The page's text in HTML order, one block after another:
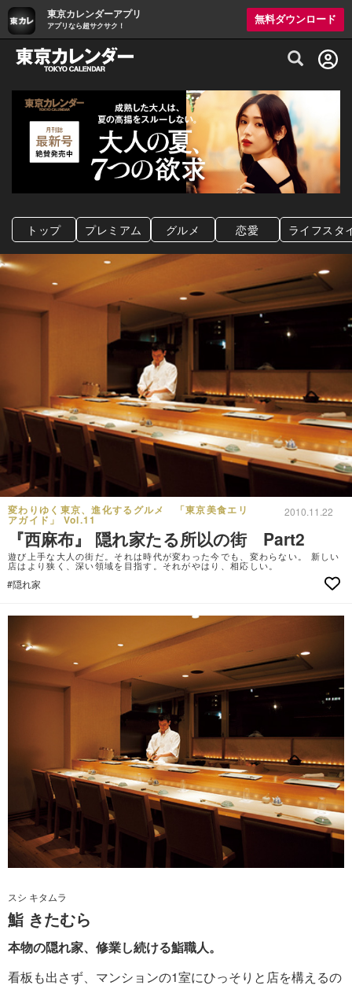
東京カレンダーアプリ
アプリなら超サクサク！
無料ダウンロード
グルメ情報・プレミアムレストラン予約
トップ プレミアム グルメ 恋愛 ライフスタ
変わりゆく東京、進化するグルメ 「東京美食エリ
アガイド」 Vol.11
2010.11.22
『西麻布』 隠れ家たる所以の街 Part2
遊び上手な大人の街だ。それは時代が変わった今でも、変わらない。 新しい
店はより狭く、深い領域を目指す。それがやはり、相応しい。
#隠れ家
スシ キタムラ
鮨 きたむら
本物の隠れ家、修業し続ける鮨職人。
看板も出さず、マンションの1室にひっそりと店を構えるの